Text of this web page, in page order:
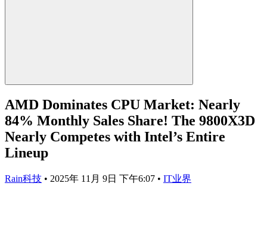
AMD Dominates CPU Market: Nearly
84% Monthly Sales Share! The 9800X3D
Nearly Competes with Intel’s Entire
Lineup
Rain科技 • 2025年 11月 9日 下午6:07 • IT业界